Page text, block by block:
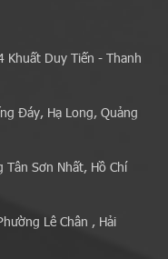
Khuất Duy Tiến - Thanh
Đáy, Hạ Long, Quảng
Sơn Nhất, Hồ Chí
Lê Chân , Hải